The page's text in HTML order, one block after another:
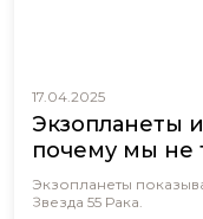
17.04.2025
Экзопланеты
почему мы не
Экзопланеты
Звезда 55 Рака.